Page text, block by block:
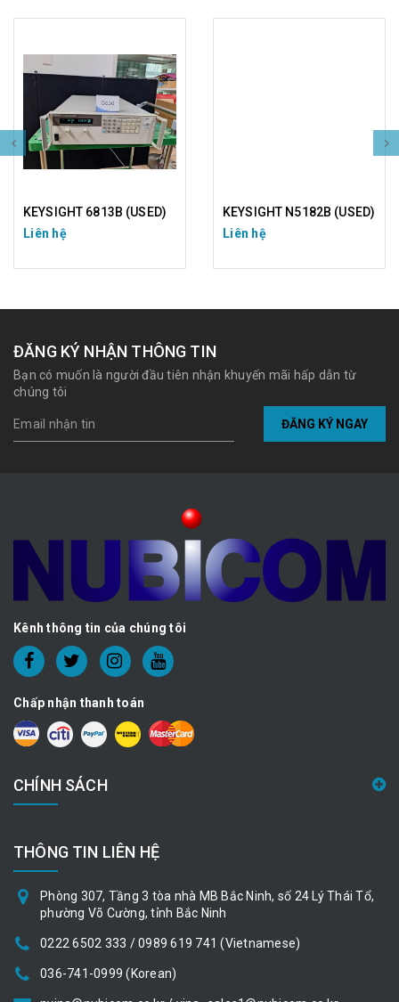
KEYSIGHT 6813B (USED)
Liên hệ
KEYSIGHT N5182B (USED)
Liên hệ
ĐĂNG KÝ NHẬN THÔNG TIN
Bạn có muốn là người đầu tiên nhận khuyến mãi hấp dẫn từ
chúng tôi
ĐĂNG KÝ NGAY
Kênh thông tin của chúng tôi
Chấp nhận thanh toán
CHÍNH SÁCH
THÔNG TIN LIÊN HỆ
Phòng 307, Tầng 3 tòa nhà MB Bắc Ninh, số 24 Lý Thái Tổ,
phường Võ Cường, tỉnh Bắc Ninh
0222 6502 333 / 0989 619 741 (Vietnamese)
036-741-0999 (Korean)